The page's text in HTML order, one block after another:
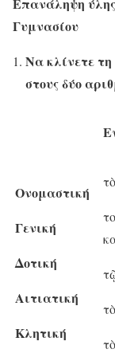
Γυμνασίου
Να κλίνετε
στους δύο
Ονομαστική
Γενική
Δοτική
Αιτιατική
Κλητική